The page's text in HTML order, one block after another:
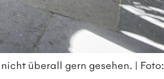
überall gern gesehen. | Foto: